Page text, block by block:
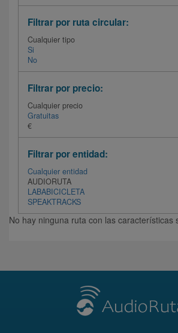
Filtrar por ruta circular:
Cualquier tipo
Si
No
Filtrar por precio:
Cualquier precio
Gratuitas
€
Filtrar por entidad:
Cualquier entidad
AUDIORUTA
LABABICICLETA
SPEAKTRACKS
No hay ninguna ruta con las características